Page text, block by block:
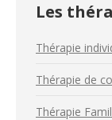
Les
Thérapie
Thérapie de
Thérapie